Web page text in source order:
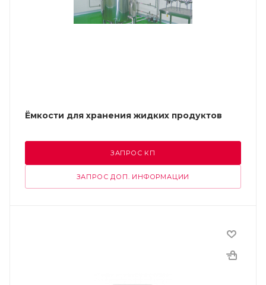
Ёмкости для хранения жидких продуктов
ЗАПРОС КП
ЗАПРОС ДОП. ИНФОРМАЦИИ